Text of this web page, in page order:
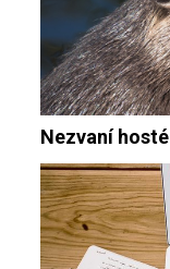
Nezvaní hosté